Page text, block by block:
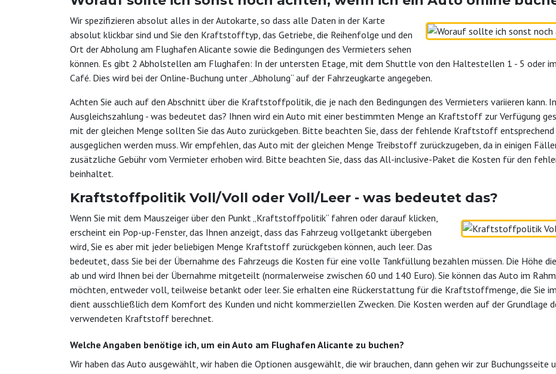
Wir spezifizieren absolut alles in der Autokarte, so dass alle Daten in der Karte
absolut klickbar sind und Sie den Kraftstofftyp, das Getriebe, die Reihenfolge und den
Ort der Abholung am Flughafen Alicante sowie die Bedingungen des Vermieters sehen
können. Es gibt 2 Abholstellen am Flughafen: In der untersten Etage, mit dem Shuttle von den Haltestellen 1 - 5 oder im
Café. Dies wird bei der Online-Buchung unter „Abholung“ auf der Fahrzeugkarte angegeben.
Achten Sie auch auf den Abschnitt über die Kraftstoffpolitik, die je nach den Bedingungen des Vermieters variieren kann.
Ausgleichszahlung - was bedeutet das? Ihnen wird ein Auto mit einer bestimmten Menge an Kraftstoff zur Verfügung
mit der gleichen Menge sollten Sie das Auto zurückgeben. Bitte beachten Sie, dass der fehlende Kraftstoff
ausgeglichen werden muss. Wir empfehlen, das Auto mit der gleichen Menge Treibstoff zurückzugeben, da in einigen
zusätzliche Gebühr vom Vermieter erhoben wird. Bitte beachten Sie, dass das All-inclusive-Paket die Kosten für den
beinhaltet.
Kraftstoffpolitik Voll/Voll oder Voll/Leer - was bedeutet das?
Wenn Sie mit dem Mauszeiger über den Punkt „Kraftstoffpolitik“ fahren oder darauf klicken,
erscheint ein Pop-up-Fenster, das Ihnen anzeigt, dass das Fahrzeug vollgetankt übergeben
wird, Sie es aber mit jeder beliebigen Menge Kraftstoff zurückgeben können, auch leer. Das
bedeutet, dass Sie bei der Übernahme des Fahrzeugs die Kosten für eine volle Tankfüllung bezahlen müssen. Die Höhe
ab und wird Ihnen bei der Übernahme mitgeteilt (normalerweise zwischen 60 und 140 Euro). Sie können das Auto im
möchten, entweder voll, teilweise betankt oder leer. Sie erhalten eine Rückerstattung für die Kraftstoffmenge, die Sie
dient ausschließlich dem Komfort des Kunden und nicht kommerziellen Zwecken. Die Kosten werden auf der Grundlage
verwendeten Kraftstoff berechnet.
Welche Angaben benötige ich, um ein Auto am Flughafen Alicante zu buchen?
Wir haben das Auto ausgewählt, wir haben die Optionen ausgewählt, die wir brauchen, dann gehen wir zur Buchungsseite